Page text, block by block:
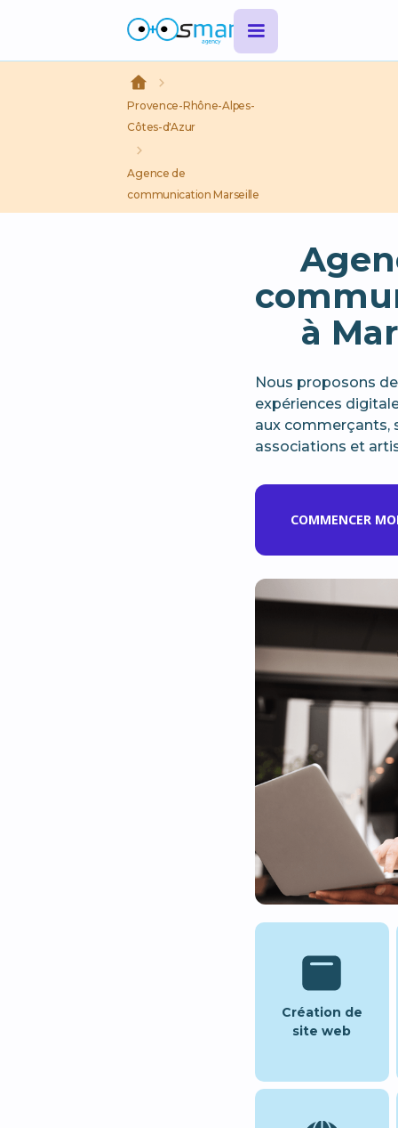
Provence-Rhône-Alpes-
Côtes-d'Azur
Agence de
communication Marseille
à
Nous proposons
expériences
aux commerçants,
associations et
COMMENCER
Création de
site web